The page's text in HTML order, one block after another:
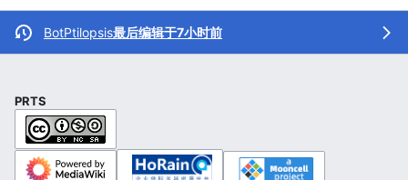
BotPtilopsis最后编辑于7小时前
PRTS